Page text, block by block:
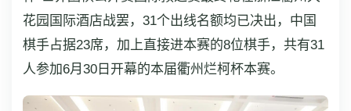
花园国际酒店战罢，31个出线名额均已决出，中国
棋手占据23席，加上直接进本赛的8位棋手，共有31
人参加6月30日开幕的本届衢州烂柯杯本赛。